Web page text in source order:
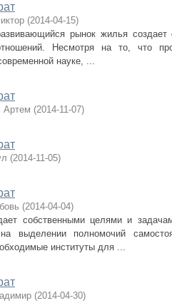
(2014-04-15)
рынок жилья
Несмотря на то, что
науке, ...
Артем (2014-11-07)
(2014-11-05)
(2014-04-04)
собственными целями и
выделении полномочий
институты для ...
(2014-04-30)